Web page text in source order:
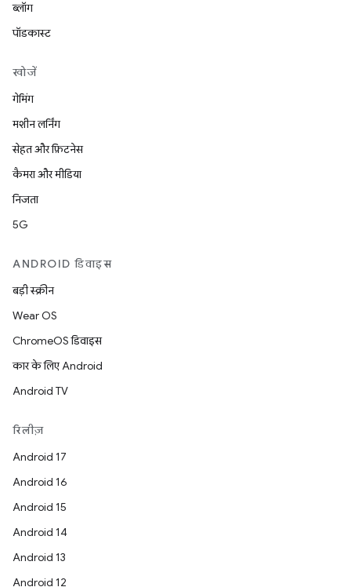
ब्लॉग
पॉडकास्ट
खोजें
गेमिंग
मशीन लर्निंग
सेहत और फ़िटनेस
कैमरा और मीडिया
निजता
5G
ANDROID डिवाइस
बड़ी स्क्रीन
Wear OS
ChromeOS डिवाइस
कार के लिए Android
Android TV
रिलीज़
Android 17
Android 16
Android 15
Android 14
Android 13
Android 12